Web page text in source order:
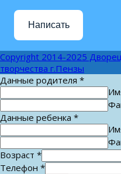
Написать
Copyright 2014-2025
творчества г.Пензы
Данные родителя *
Данные ребенка *
Возраст *
Телефон *